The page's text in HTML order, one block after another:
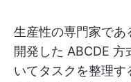
生産性の専門家で
開発した ABCDE
いてタスクを整理す